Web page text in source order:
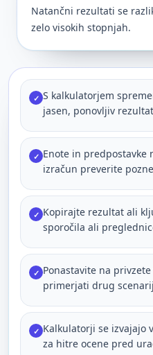
Natančni rezultati se
zelo visokih stopnjah.
✓ S kalkulatorjem
jasen, ponovljiv
✓ Enote in predpostavke
izračun preverite
✓ Kopirajte rezultat ali
sporočila ali
✓ Ponastavite na
primerjati drug
✓ Kalkulatorji se izvajajo
za hitre ocene pred